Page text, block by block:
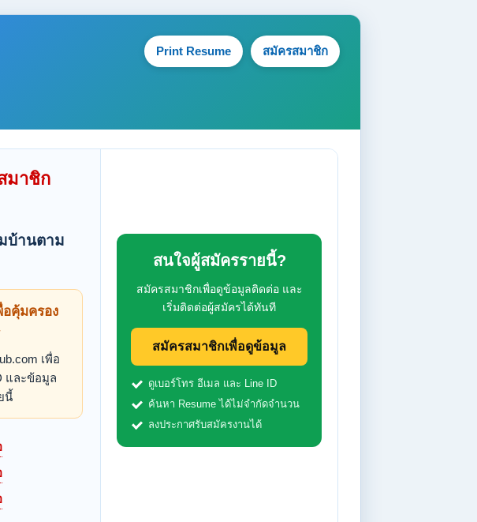
Print Resume สมัครสมาชิก
มาชิก
บ้านตาม
คุ้มครอง
เพื่อ
และข้อมูล
นี้
สนใจผู้สมัครรายนี้?
สมัครสมาชิกเพื่อดูข้อมูลติดต่อ และ
เริ่มติดต่อผู้สมัครได้ทันที
สมัครสมาชิกเพื่อดูข้อมูล
ดูเบอร์โทร อีเมล และ Line ID
ค้นหา Resume ได้ไม่จำกัดจำนวน
ลงประกาศรับสมัครงานได้